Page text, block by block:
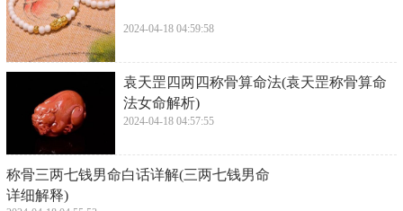
2024-04-18 04:59:58
​袁天罡四两四称骨算命法(袁天罡称骨算命
法女命解析)
2024-04-18 04:57:55
​称骨三两七钱男命白话详解(三两七钱男命
详细解释)